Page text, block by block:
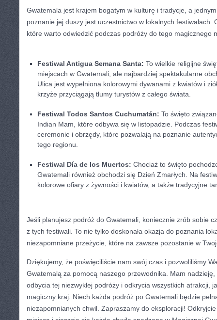
Gwatemala jest krajem bogatym w kulturę i tradycje, a
poznanie jej duszy jest uczestnictwo w lokalnych festiwalach.
które warto odwiedzić podczas podróży do tego magicznego
Festiwal Antigua Semana Santa: To wielkie religijne
miejscach w Gwatemali, ale najbardziej spektakularne
Ulica jest wypełniona kolorowymi dywanami z kwiatów i
krzyże przyciągają tłumy turystów z całego świata.
Festiwal Todos‍ Santos⁢ Cuchumatán: To święto
Indian Mam, które odbywa się ‍w listopadzie. Podczas
ceremonie i ⁣obrzędy,⁢ które pozwalają na poznanie
tego regionu.
Festiwal Día de los⁤ Muertos: Chociaż to święto
⁢Gwatemali również obchodzi się Dzień Zmarłych. Na
kolorowe ofiary z żywności i kwiatów, a także tradycyjne
Jeśli planujesz podróż do Gwatemali, koniecznie zrób sobie
z tych festiwali. To nie tylko ⁤doskonała okazja ⁢do poznania
niezapomniane przeżycie, które na zawsze pozostanie w
Dziękujemy, że poświęciliście​ nam swój⁣ czas ⁣i pozwoliliśmy
Gwatemalą za pomocą naszego przewodnika. Mam
odbycia tej niezwykłej podróży i odkrycia wszystkich ⁤atrakcji,
magiczny kraj. Niech każda podróż po Gwatemali będzie
niezapomnianych chwil. ⁣Zapraszamy do eksploracji!